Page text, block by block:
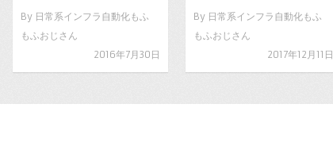
By 日常系インフラ自動化もふ
もふおじさん
2016年7月30日
By 日常系インフラ自動化もふ
もふおじさん
2017年12月11日